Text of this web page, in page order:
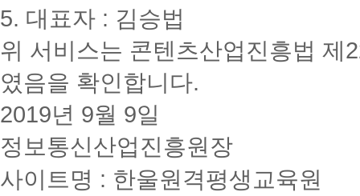
5. 대표자 : 김승법
위 서비스는 콘텐츠산업진흥법 제
였음을 확인합니다.
2019년 9월 9일
정보통신산업진흥원장
사이트명 : 한울원격평생교육원